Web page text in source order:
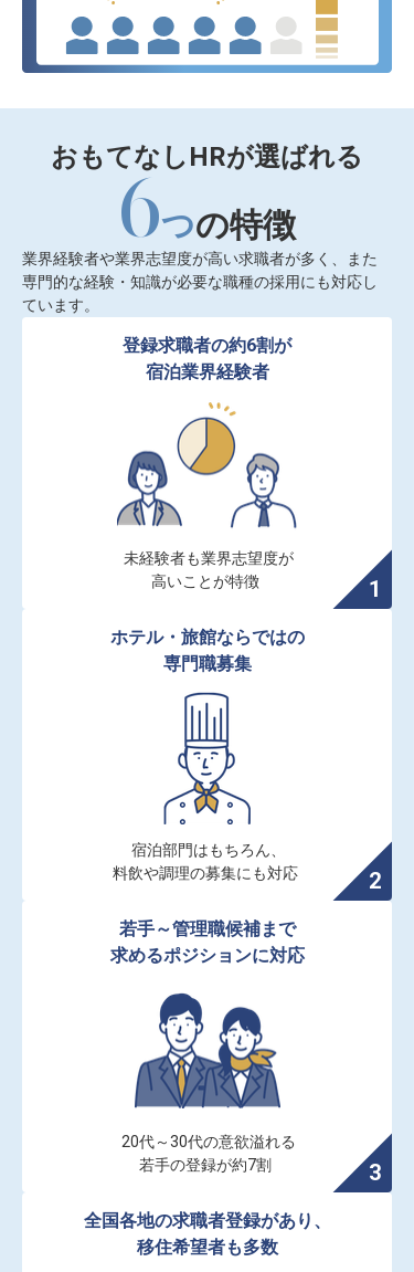
おもてなしHRが選ばれる
6つの特徴
業界経験者や業界志望度が高い求職者が多く、また
専門的な経験・知識が必要な職種の採用にも対応し
ています。
登録求職者の約6割が
宿泊業界経験者
未経験者も業界志望度が
高いことが特徴
ホテル・旅館ならではの
専門職募集
宿泊部門はもちろん、
料飲や調理の募集にも対応
若手～管理職候補まで
求めるポジションに対応
20代～30代の意欲溢れる
若手の登録が約7割
全国各地の求職者登録があり、
移住希望者も多数